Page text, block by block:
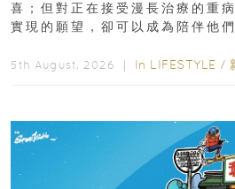
喜；但對正在接受漫長治療的重
實現的願望，卻可以成為陪伴他
5th August, 2026 ｜ In LIFESTYLE /